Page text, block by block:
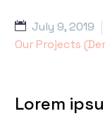
July 9, 2019
Our Projects
Lorem